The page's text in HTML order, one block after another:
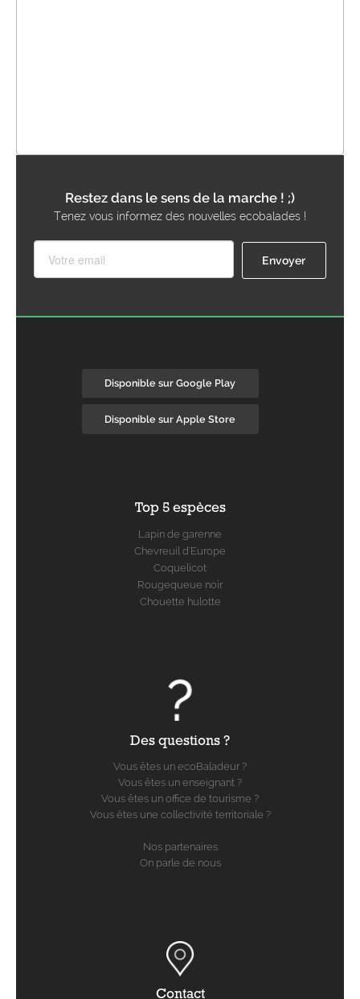
Restez dans le sens de la marche ! ;)
Tenez vous informez des nouvelles ecobalades !
Disponible sur Google Play
Disponible sur Apple Store
Top 5 espèces
Lapin de garenne
Chevreuil d'Europe
Coquelicot
Rougequeue noir
Chouette hulotte
Des questions ?
Vous êtes un ecoBaladeur ?
Vous êtes un enseignant ?
Vous êtes un office de tourisme ?
Vous êtes une collectivité territoriale ?
Nos partenaires
On parle de nous
Contact